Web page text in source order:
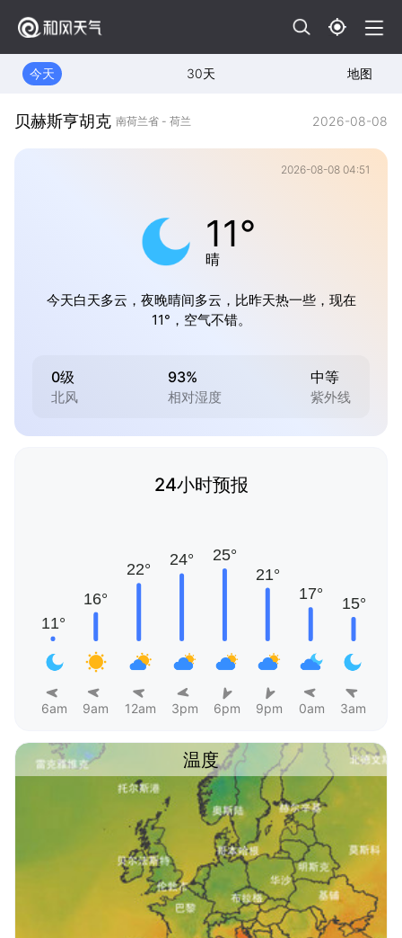
今天 30天 地图
贝赫斯亨胡克 南荷兰省 - 荷兰 2026-08-08
2026-08-08 04:51
11°
晴
今天白天多云，夜晚晴间多云，比昨天热一些，现在
11°，空气不错。
0级
北风
93%
相对湿度
中等
紫外线
24小时预报
6am 9am 12am 3pm 6pm 9pm 0am 3am
温度